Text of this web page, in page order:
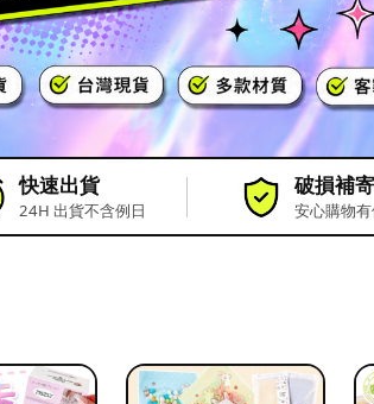
快速出貨
24H 出貨不含例日
破損補寄
安心購物